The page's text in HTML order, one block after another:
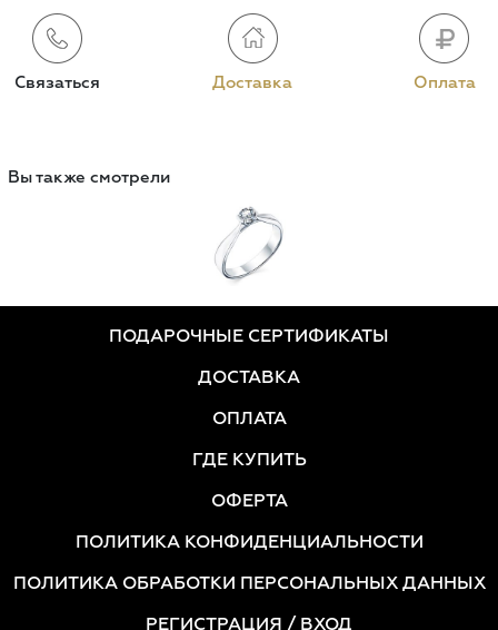
Связаться Доставка Оплата
Вы также смотрели
ПОДАРОЧНЫЕ СЕРТИФИКАТЫ
ДОСТАВКА
ОПЛАТА
ГДЕ КУПИТЬ
ОФЕРТА
ПОЛИТИКА КОНФИДЕНЦИАЛЬНОСТИ
ПОЛИТИКА ОБРАБОТКИ ПЕРСОНАЛЬНЫХ ДАННЫХ
РЕГИСТРАЦИЯ / ВХОД